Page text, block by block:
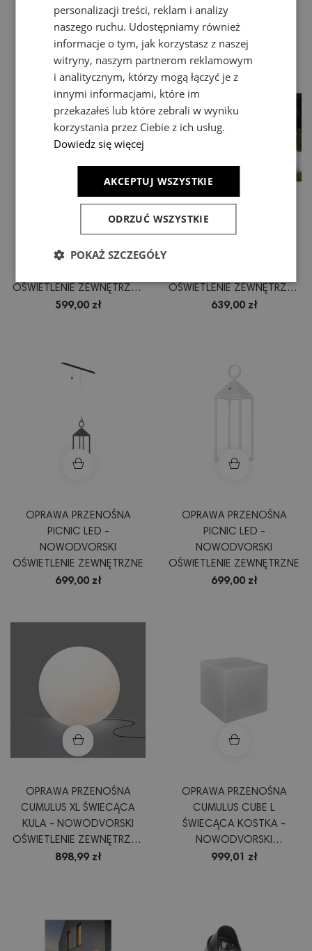
NOWODVORSKI
OŚWIETLENIE ZEWNĘTRZNE
DEKORACYJNE
PODŚWIETLENIE OGRODU I
TARASU
589,00 zł
OŚWIETLENIE ZEWNĘTRZNE
OPRAWA STOJĄCA
DEKORACJA TARASU
BALKONU
599,00 zł
MAHE LED -
OŚWIETLENIE ZEWNĘTRZNE
OPRAWA STOJĄCA
599,00 zł
OŚWIETLENIE ZEWNĘTRZNE
OPRAWA PRZENOŚNA
639,00 zł
OPRAWA PRZENOŚNA
PICNIC LED -
NOWODVORSKI
OŚWIETLENIE ZEWNĘTRZNE
699,00 zł
OPRAWA PRZENOŚNA
PICNIC LED -
NOWODVORSKI
OŚWIETLENIE ZEWNĘTRZNE
699,00 zł
OPRAWA PRZENOŚNA
CUMULUS XL ŚWIECĄCA
KULA - NOWODVORSKI
OŚWIETLENIE ZEWNĘTRZNE
DEKORACJA OGRODU I
898,99 zł
OPRAWA PRZENOŚNA
CUMULUS CUBE L
ŚWIECĄCA KOSTKA -
NOWODVORSKI
OŚWIETLENIE ZEWNĘTRZNE
999,01 zł
personalizacji treści, reklam i analizy
naszego ruchu. Udostępniamy również
informacje o tym, jak korzystasz z naszej
witryny, naszym partnerom reklamowym
i analitycznym, którzy mogą łączyć je z
innymi informacjami, które im
przekazałeś lub które zebrali w wyniku
korzystania przez Ciebie z ich usług.
Dowiedz się więcej
AKCEPTUJ WSZYSTKIE
ODRZUĆ WSZYSTKIE
POKAŻ SZCZEGÓŁY